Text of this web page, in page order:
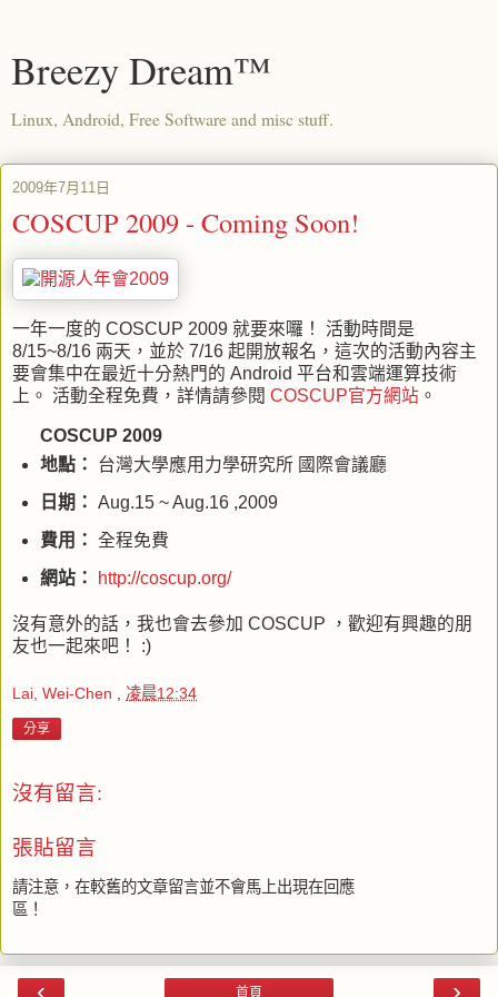
Breezy Dream™
Linux, Android, Free Software and misc stuff.
2009年7月11日
COSCUP 2009 - Coming Soon!
一年一度的 COSCUP 2009 就要來囉！ 活動時間是
8/15~8/16 兩天，並於 7/16 起開放報名，這次的活動內容主
要會集中在最近十分熱門的 Android 平台和雲端運算技術
上。 活動全程免費，詳情請參閱 COSCUP官方網站 。
COSCUP 2009
地點：
台灣大學應用力學研究所 國際會議廳
日期： Aug.15 ~ Aug.16 ,2009
費用： 全程免費
網站：
http://coscup.org/
沒有意外的話，我也會去參加 COSCUP ，歡迎有興趣的朋
友也一起來吧！ :)
Lai, Wei-Chen , 凌晨12:34
分享
沒有留言:
張貼留言
請注意，在較舊的文章留言並不會馬上出現在回應
區！
‹ ›
首頁